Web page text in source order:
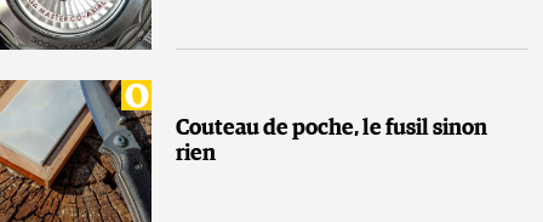
Couteau de poche, le fusil sinon
rien